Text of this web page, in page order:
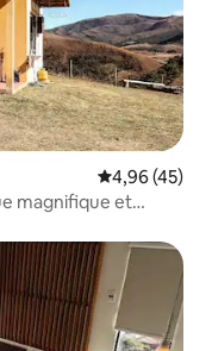
Évaluation
4,96 (45)
magnifique et